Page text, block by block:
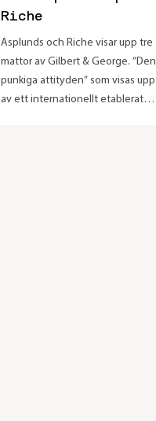
Riche
Asplunds och Riche visar upp tre
mattor av Gilbert & George. ”Den
punkiga attityden” som visas upp
av ett internationellt etablerat